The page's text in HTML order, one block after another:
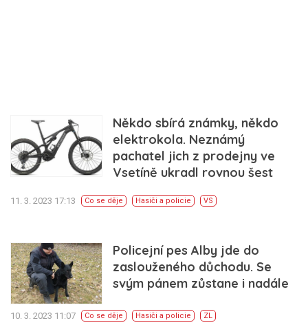
Někdo sbírá známky, někdo
elektrokola. Neznámý
pachatel jich z prodejny ve
Vsetíně ukradl rovnou šest
11. 3. 2023 17:13 Co se děje Hasiči a policie VS
Policejní pes Alby jde do
zaslouženého důchodu. Se
svým pánem zůstane i nadále
10. 3. 2023 11:07 Co se děje Hasiči a policie ZL